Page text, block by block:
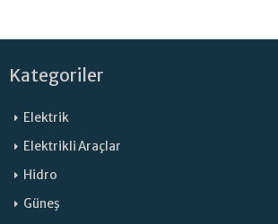
Kategoriler
Elektrik
Elektrikli Araçlar
Hidro
Güneş